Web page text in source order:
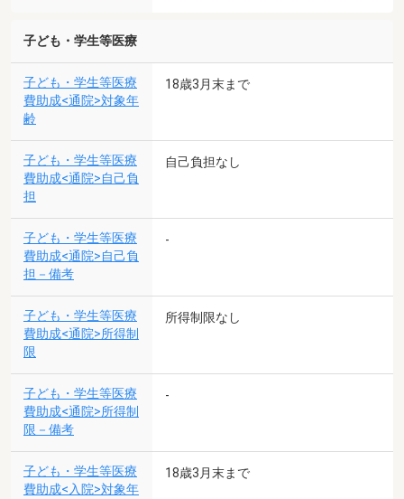
子ども・学生等医療
子ども・学生等医療
費助成<通院>対象年
齢
18歳3月末まで
子ども・学生等医療
費助成<通院>自己負
担
自己負担なし
子ども・学生等医療
費助成<通院>自己負
担－備考
-
子ども・学生等医療
費助成<通院>所得制
限
所得制限なし
子ども・学生等医療
費助成<通院>所得制
限－備考
-
子ども・学生等医療
費助成<入院>対象年
18歳3月末まで